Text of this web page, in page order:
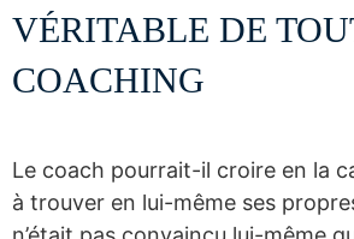
VÉRITABLE DE
COACHING
Le coach pourrait-il croire en la
à trouver en lui-même ses